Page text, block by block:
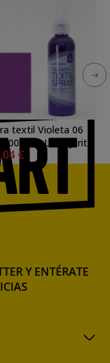
textil Violeta 06
ml.), La Pajarita
€
Y ENTÉRATE